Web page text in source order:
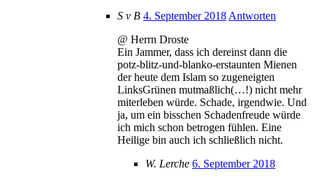
S v B 4. September 2018 Antworten
@ Herrn Droste
Ein Jammer, dass ich dereinst dann die
potz-blitz-und-blanko-erstaunten Mienen
der heute dem Islam so zugeneigten
LinksGrünen mutmaßlich(…!) nicht mehr
miterleben würde. Schade, irgendwie. Und
ja, um ein bisschen Schadenfreude würde
ich mich schon betrogen fühlen. Eine
Heilige bin auch ich schließlich nicht.
W. Lerche 6. September 2018